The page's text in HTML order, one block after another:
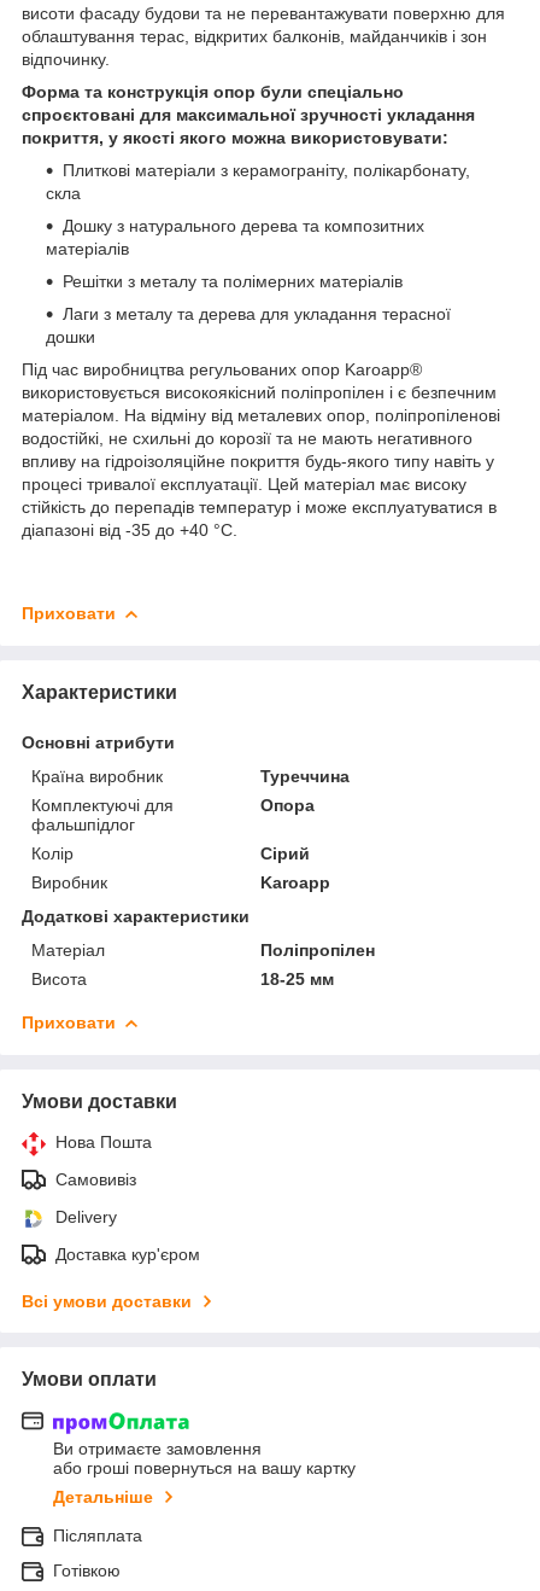
висоти фасаду будови та не перевантажувати поверхню для
облаштування терас, відкритих балконів, майданчиків і зон
відпочинку.
Форма та конструкція опор були спеціально
спроєктовані для максимальної зручності укладання
покриття, у якості якого можна використовувати:
Плиткові матеріали з керамограніту, полікарбонату,
скла
Дошку з натурального дерева та композитних
матеріалів
Решітки з металу та полімерних матеріалів
Лаги з металу та дерева для укладання терасної
дошки
Під час виробництва регульованих опор Karoapp®
використовується високоякісний поліпропілен і є безпечним
матеріалом. На відміну від металевих опор, поліпропіленові
водостійкі, не схильні до корозії та не мають негативного
впливу на гідроізоляційне покриття будь-якого типу навіть у
процесі тривалої експлуатації. Цей матеріал має високу
стійкість до перепадів температур і може експлуатуватися в
діапазоні від -35 до +40 °C.
Приховати
Характеристики
Основні атрибути
Країна виробник
Туреччина
Комплектуючі для
фальшпідлог
Опора
Колір
Сірий
Виробник
Karoapp
Додаткові характеристики
Матеріал
Поліпропілен
Висота
18-25 мм
Приховати
Умови доставки
Нова Пошта
Самовивіз
Delivery
Доставка кур'єром
Всі умови доставки
Умови оплати
Ви отримаєте замовлення
або гроші повернуться на вашу картку
Детальніше
Післяплата
Готівкою